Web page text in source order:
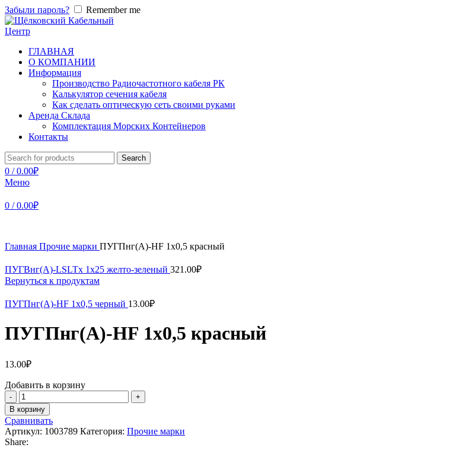
Забыли пароль? Remember me
ГЛАВНАЯ
О КОМПАНИИ
Информация
Производство Радиочастотного кабеля РК
Калькулятор сечения кабеля
Как сделать оптическую сеть своими руками
Аренда Склада
Комплектация Морских Контейнеров
Контакты
Search
0 / 0.00₽
Меню
0 / 0.00₽
Главная Прочие марки ПУГПнг(А)-HF 1х0,5 красный
ПУГВнг(А)-LSLTx 1х25 желто-зеленый 321.00₽
Вернуться к продуктам
ПУГПнг(А)-HF 1х0,5 черный 13.00₽
ПУГПнг(А)-HF 1х0,5 красный
13.00₽
Добавить в корзину
Количество
товара
ПУГПнг(А)-
HF
1х0,5
красный
В корзину
Сравнивать
Артикул: 1003789 Категория: Прочие марки
Share: